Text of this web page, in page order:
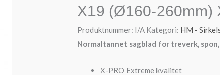
X19 (Ø160-260mm)
Produktnummer: I/A Kategori: HM -
Normaltannet sagblad for treverk,
X-PRO Extreme kvalitet